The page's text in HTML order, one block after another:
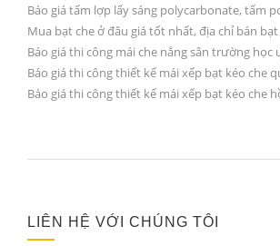
Báo giá tấm lợp lấy sáng polycarbonate, tấm
Mua bạt che ở đâu giá tốt nhất, địa chỉ bán
Báo giá thi công mái che nắng sân trường học
Báo giá thi công thiết kế mái xếp bạt kéo che
Báo giá thi công thiết kế mái xếp bạt kéo che
LIÊN HỆ VỚI CHÚNG TÔI